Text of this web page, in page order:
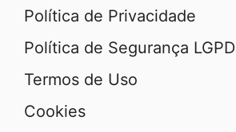
Política de Privacidade
Política de Segurança LGPD
Termos de Uso
Cookies